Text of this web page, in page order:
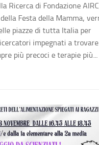
Ricerca di Fondazione
Festa della Mamma,
piazze di tutta Italia per
impegnati a trovare
più precoci e terapie più...